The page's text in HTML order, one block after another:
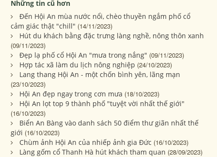
Những tin cũ hơn
Đến Hội An mùa nước nổi, chèo thuyền ngắm phố cổ
cảm giác thật "chill" (14/11/2023)
Hút du khách bằng đặc trưng làng nghề, nông thôn xanh
(09/11/2023)
Đẹp lạ phố cổ Hội An "mưa trong nắng" (09/11/2023)
Hợp tác xã làm du lịch nông nghiệp (24/10/2023)
Lang thang Hội An - một chốn bình yên, lãng mạn
(23/10/2023)
Hội An đẹp ngay trong cơn mưa (18/10/2023)
Hội An lọt top 9 thành phố "tuyệt vời nhất thế giới"
(16/10/2023)
Biển An Bàng vào danh sách 50 điểm thư giãn nhất thế
giới (16/10/2023)
Chùm ảnh Hội An của nhiếp ảnh gia Đức (16/10/2023)
Làng gốm cổ Thanh Hà hút khách tham quan (28/09/2023)